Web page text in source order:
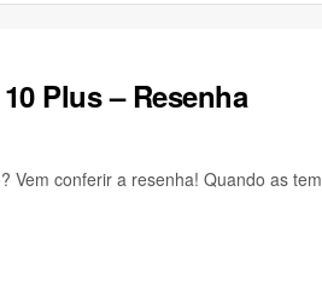
Plus – Resenha
Vem conferir a resenha! Quando as